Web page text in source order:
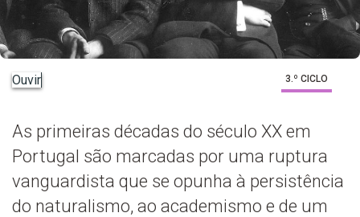
Ouvir 3.º CICLO
As primeiras décadas do século XX em
Portugal são marcadas por uma ruptura
vanguardista que se opunha à persistência
do naturalismo, ao academismo e de um